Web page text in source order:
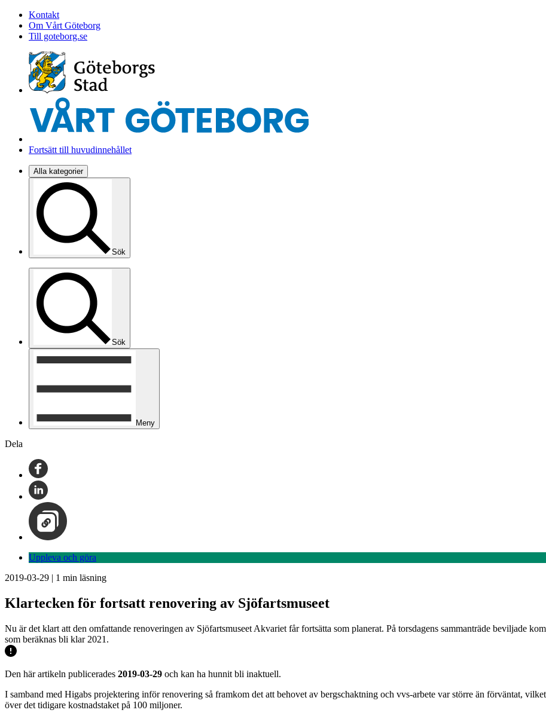
Kontakt
Om Vårt Göteborg
Till goteborg.se
Fortsätt till huvudinnehållet
Alla kategorier
Sök
Sök
Meny
Dela
Uppleva och göra
2019-03-29 | 1 min läsning
Klartecken för fortsatt renovering av Sjöfartsmuseet
Nu är det klart att den omfattande renoveringen av Sjöfartsmuseet Akvariet får fortsätta som planerat. På torsdagens sammanträde beviljade
som beräknas bli klar 2021.
Den här artikeln publicerades 2019-03-29 och kan ha hunnit bli inaktuell.
I samband med Higabs projektering inför renovering så framkom det att behovet av bergschaktning och vvs-arbete var större än förväntat,
över det tidigare kostnadstaket på 100 miljoner.